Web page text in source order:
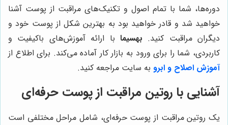
دوره‌ها، شما با تمام اصول و تکنیک‌های مراقبت از پوست آشنا
خواهید شد و قادر خواهید بود به بهترین شکل از پوست خود و
دیگران مراقبت کنید. بهسیما با ارائه آموزش‌های باکیفیت و
کاربردی، شما را برای ورود به بازار کار آماده می‌کند. برای اطلاع از
آموزش اصلاح و ابرو به سایت مراجعه کنید.
آشنایی با روتین مراقبت از پوست حرفه‌ای
یک روتین مراقبت از پوست حرفه‌ای، شامل مراحل مختلفی است